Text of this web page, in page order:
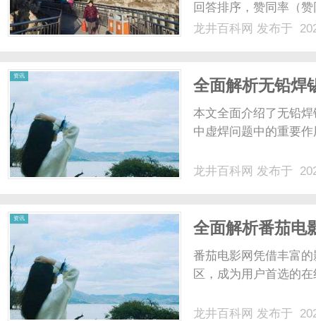
回答排序，赞同率（
著压低排名。90%以
龙井百科网 发布于
资讯
全面解析无铅焊
键技术
本文全面介绍了无铅
中虚焊问题中的重要
龙井百科网 发布于
资讯
全面解析番茄电
番茄电影网凭借丰富
区，成为用户首选的
龙井百科网 发布于